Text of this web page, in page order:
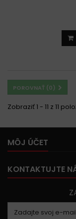
POROVNAŤ (0)
Zobraziť 1 - 11 z 11
MÔJ ÚČET
KONTAKTUJTE